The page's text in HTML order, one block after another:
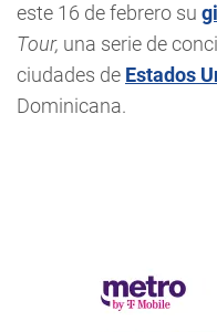
este 16 de febrero su
Tour, una serie de
ciudades de Estados
Dominicana.